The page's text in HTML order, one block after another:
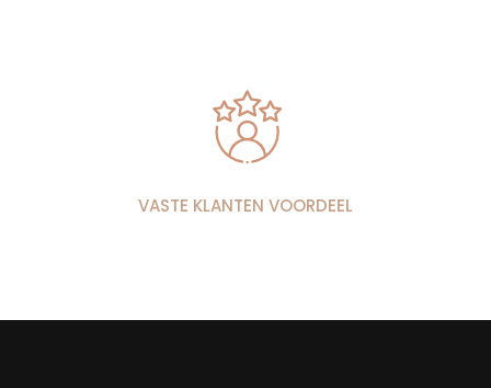
VASTE KLANTEN VOORDEEL